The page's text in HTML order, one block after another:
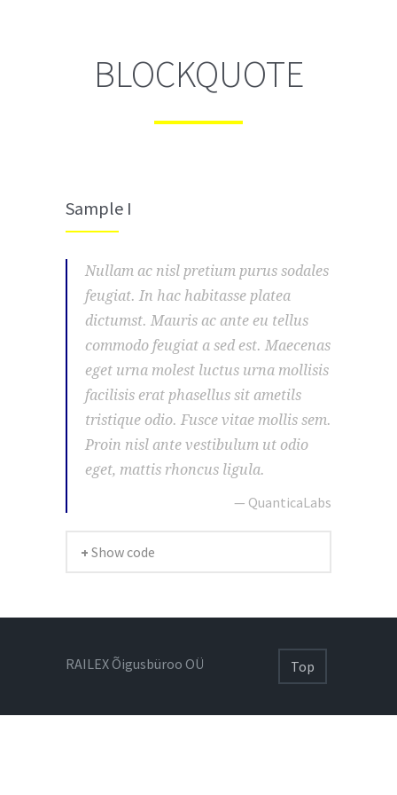
BLOCKQUOTE
Sample I
Nullam ac nisl pretium purus sodales
feugiat. In hac habitasse platea
dictumst. Mauris ac ante eu tellus
commodo feugiat a sed est. Maecenas
eget urna molest luctus urna mollisis
facilisis erat phasellus sit ametils
tristique odio. Fusce vitae mollis sem.
Proin nisl ante vestibulum ut odio
eget, mattis rhoncus ligula.
— QuanticaLabs
+ Show code
RAILEX Õigusbüroo OÜ Top